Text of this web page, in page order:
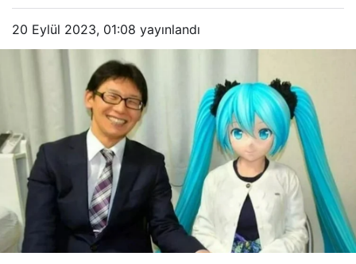
20 Eylül 2023, 01:08 yayınlandı